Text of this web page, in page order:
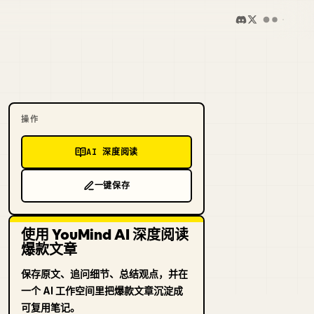
操作
AI 深度阅读
一键保存
使用 YouMind AI 深度阅读
爆款文章
保存原文、追问细节、总结观点，并在
一个 AI 工作空间里把爆款文章沉淀成
可复用笔记。